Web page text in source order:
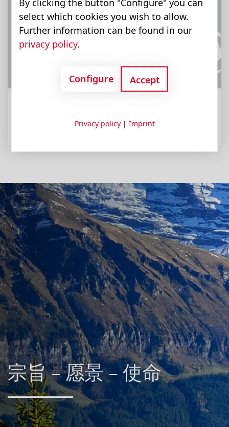
布赫液压全球机构
宗旨 – 愿景 – 使命
select which cookies you wish to allow.
Further information can be found in our
privacy policy.
Configure Accept
Privacy policy| Imprint